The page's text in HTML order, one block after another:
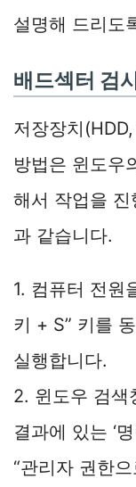
설명해 드리도
배드섹터 검
저장장치
방법은 윈도우
해서 작업을
과 같습니다.
1. 컴퓨터 전원
키 + S” 키를
실행합니다.
2. 윈도우 검색
결과에 있는 ‘
“관리자 권한